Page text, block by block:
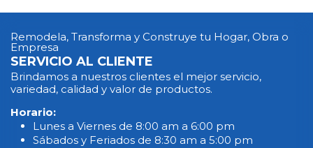
Remodela, Transforma y Construye tu Hogar, Obra o
Empresa
SERVICIO AL CLIENTE
Brindamos a nuestros clientes el mejor servicio,
variedad, calidad y valor de productos.
Horario:
Lunes a Viernes de 8:00 am a 6:00 pm
Sábados y Feriados de 8:30 am a 5:00 pm